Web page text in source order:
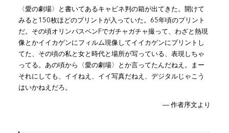
〈愛の劇場〉と書いてあるキャビネ判の箱が出てきた。開けて
みると150枚ほどのプリントが入っていた。65年頃のプリント
だ。その頃オリンパスペンFでガチャガチャ撮って、わざと熱現
像とかイイカゲンにフィルム現像してイイカゲンにプリントし
てた、その頃の私と女と時代と場所が写っている、表現しちゃ
ってる。あの頃から〈愛の劇場〉とか言ってたんだねえ。まー
それにしても、イイねえ、イイ写真だねえ、デジタルじゃこう
はいかねえだろ。
― 作者序文より